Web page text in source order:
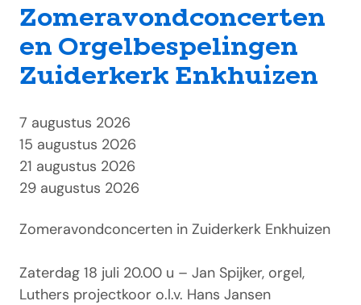
Zomeravondconcerten
en Orgelbespelingen
Zuiderkerk Enkhuizen
7 augustus 2026
15 augustus 2026
21 augustus 2026
29 augustus 2026
Zomeravondconcerten in Zuiderkerk Enkhuizen
Zaterdag 18 juli 20.00 u – Jan Spijker, orgel,
Luthers projectkoor o.l.v. Hans Jansen